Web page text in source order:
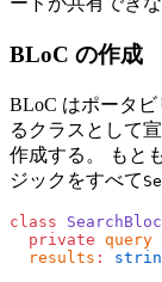
BLoC の作成
BLoC はポータ
るクラスとして
作成する。 もと
ジックをすべて
class SearchBloc
  private
query
  results
: